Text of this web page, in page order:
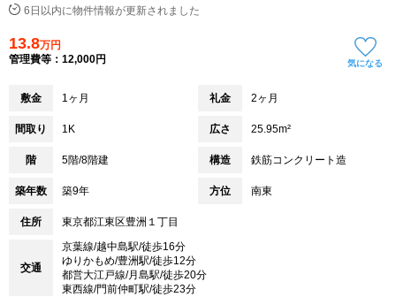
6日以内に物件情報が更新されました
13.8万円
管理費等：12,000円
気になる
敷金 1ヶ月 礼金 2ヶ月
間取り 1K 広さ 25.95m²
階 5階/8階建 構造 鉄筋コンクリート造
築年数 築9年 方位 南東
住所 東京都江東区豊洲１丁目
交通
京葉線/越中島駅/徒歩16分
ゆりかもめ/豊洲駅/徒歩12分
都営大江戸線/月島駅/徒歩20分
東西線/門前仲町駅/徒歩23分